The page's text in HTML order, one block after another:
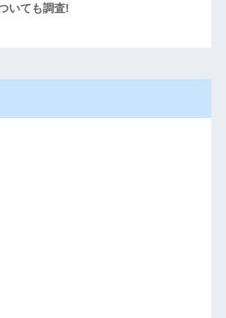
いても調査!